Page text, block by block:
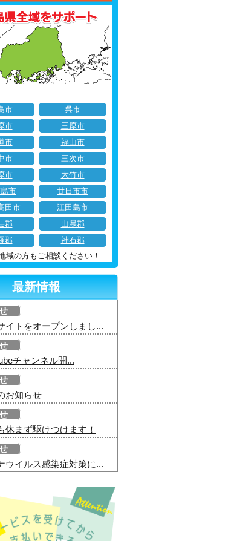
市
呉市
市
三原市
市
福山市
市
三次市
市
大竹市
市
廿日市市
田市
江田島市
郡
山県郡
郡
神石郡
域の方もご相談ください！
最新情報
イトをオープンしまし...
チャンネル開...
お知らせ
休まず駆けつけます！
ウイルス感染症対策に...